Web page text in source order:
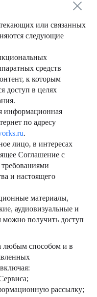
или связанных
следующие
средств
к которым
доступ в целях
информационная
по адресу
.
лицо, в интересах
Соглашение с
и настоящего
материалы,
аудиовизуальные и
получить доступ
любым способом и в
рассылку;